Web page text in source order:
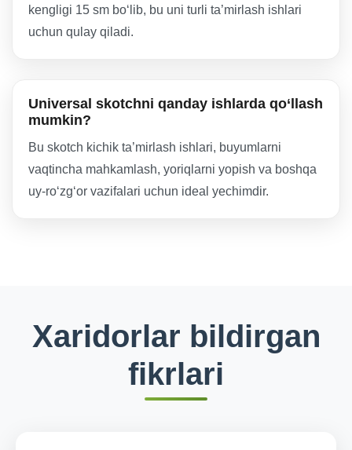
kengligi 15 sm bo‘lib, bu uni turli ta’mirlash ishlari
uchun qulay qiladi.
Universal skotchni qanday ishlarda qo‘llash
mumkin?
Bu skotch kichik ta’mirlash ishlari, buyumlarni
vaqtincha mahkamlash, yoriqlarni yopish va boshqa
uy-ro‘zg‘or vazifalari uchun ideal yechimdir.
Xaridorlar bildirgan
fikrlari